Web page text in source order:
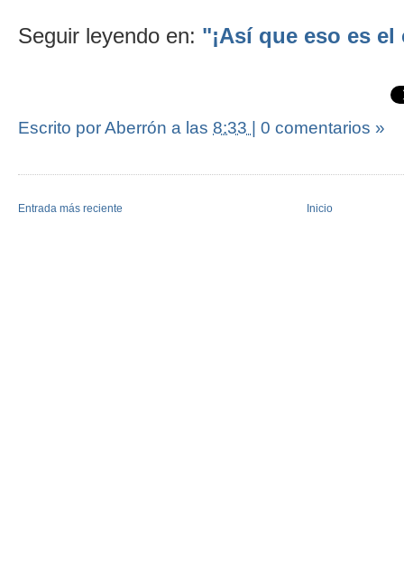
Seguir leyendo en: "¡Así que eso es
Escrito por Aberrón a las 8:33 | 0 comentarios »
Entrada más reciente Inicio